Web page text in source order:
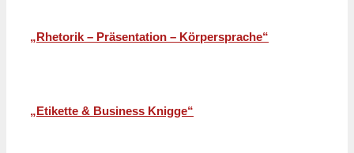
„Rhetorik – Präsentation – Körpersprache“
„Etikette & Business Knigge“